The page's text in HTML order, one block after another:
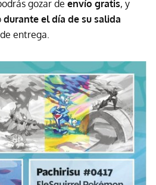
gozar de envío gratis, y
durante el día de su salida
entrega.